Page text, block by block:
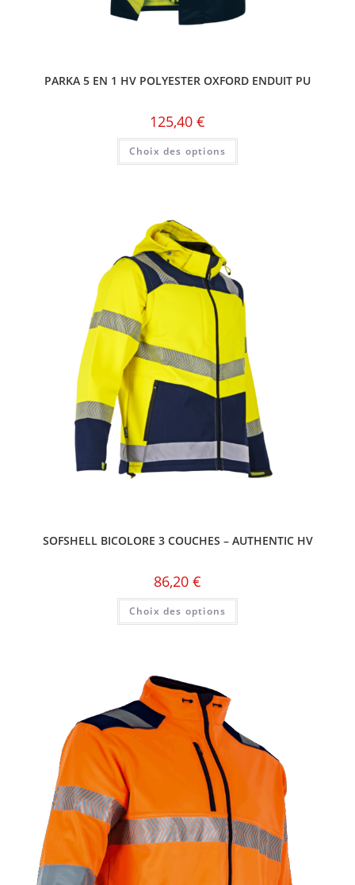
PARKA 5 EN 1 HV POLYESTER OXFORD ENDUIT PU
125,40 €
Choix des options
SOFSHELL BICOLORE 3 COUCHES – AUTHENTIC HV
86,20 €
Choix des options